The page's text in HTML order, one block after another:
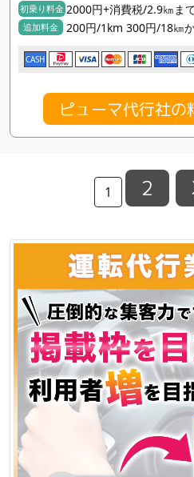
初乗り料金 2000円+消費税/2.9㎞ま
追加料金 200円/1km 300円/18㎞
CASH
ピューマ代行社の
1 2